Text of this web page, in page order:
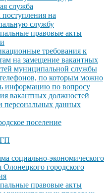
служба
на
службу
правовые акты
требования к
на замещение вакантных
муниципальной службы
по которым можно
информацию по вопросу
вакантных должностей
персональных данных
поселение
социально-экономического
Олонецкого городского
правовые акты